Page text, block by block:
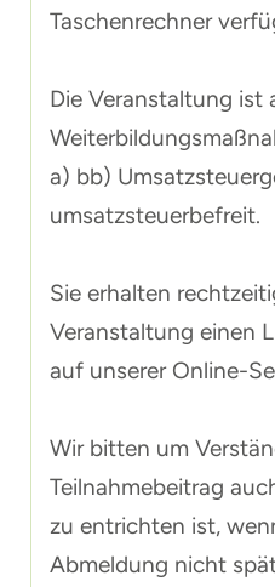
Taschenrechner
Die Veranstaltung ist
a) bb)
umsatzsteuerbefreit.
Sie erhalten
Veranstaltung einen
auf unserer Online-
Wir bitten um
Teilnahmebeitrag
zu entrichten ist,
Abmeldung nicht